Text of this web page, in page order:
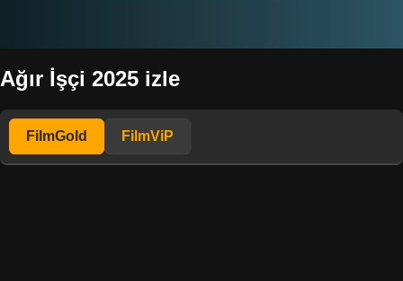
Ağır İşçi 2025 izle
FilmGold FilmViP